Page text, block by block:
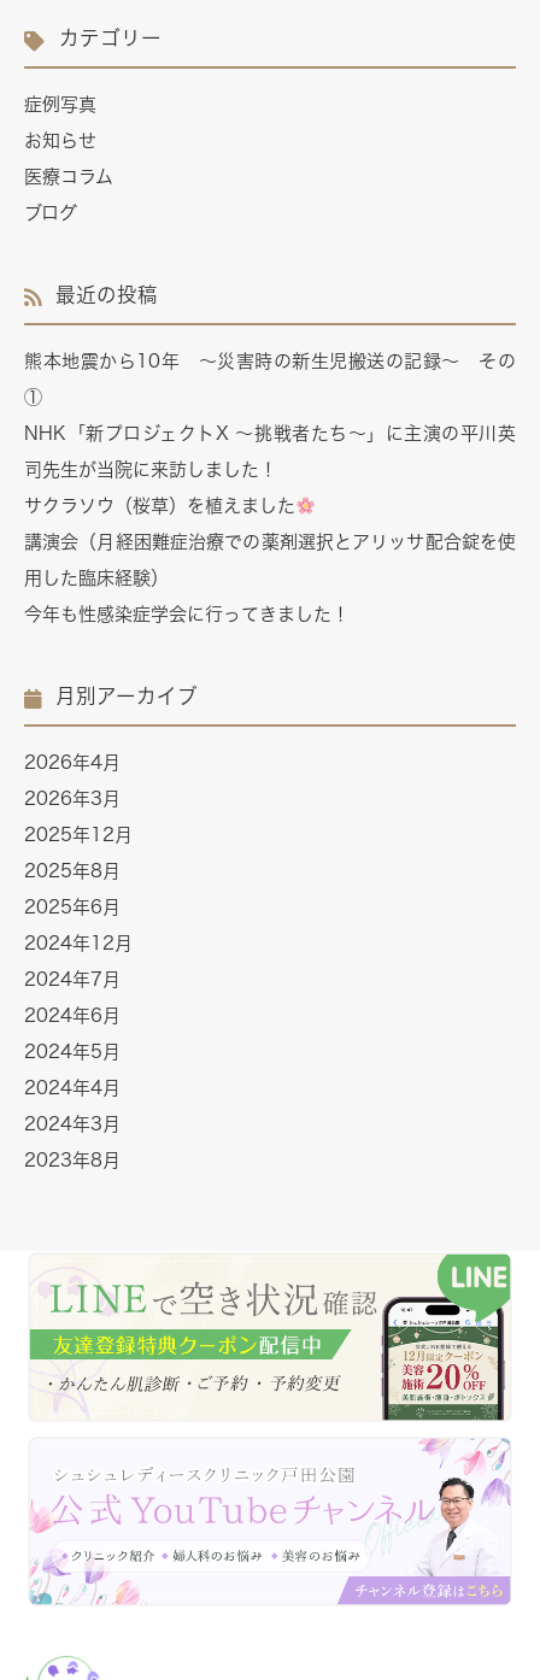
カテゴリー
症例写真
お知らせ
医療コラム
ブログ
最近の投稿
熊本地震から10年 ～災害時の新生児搬送の記録～ その
①
NHK「新プロジェクトX ～挑戦者たち～」に主演の平川英
司先生が当院に来訪しました！
サクラソウ（桜草）を植えました
講演会（月経困難症治療での薬剤選択とアリッサ配合錠を使
用した臨床経験）
今年も性感染症学会に行ってきました！
月別アーカイブ
2026年4月
2026年3月
2025年12月
2025年8月
2025年6月
2024年12月
2024年7月
2024年6月
2024年5月
2024年4月
2024年3月
2023年8月